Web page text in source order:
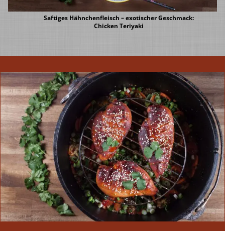
Saftiges Hähnchenfleisch – exotischer Geschmack:
Chicken Teriyaki